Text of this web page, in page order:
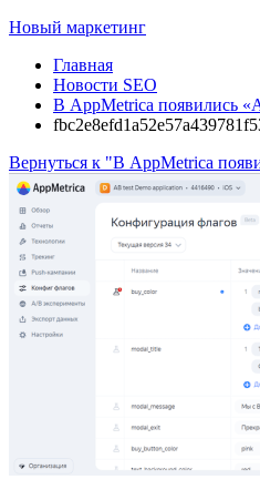
Новый маркетинг
Главная
Новости SEO
В AppMetrica появились
Вернуться к "В AppMetrica